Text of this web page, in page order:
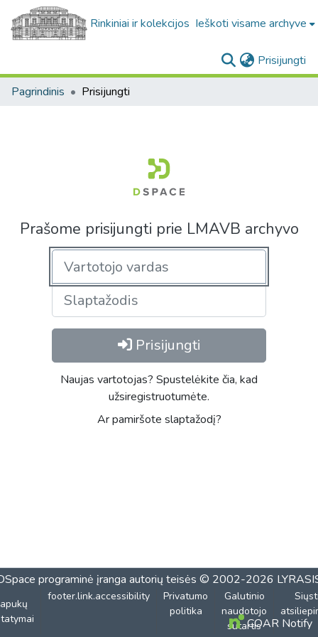
Rinkiniai ir kolekcijos Ieškoti visame archyve
Prisijungti
Pagrindinis Prisijungti
Prašome prisijungti prie LMAVB archyvo
Prisijungti
Naujas vartotojas? Spustelėkite čia, kad
užsiregistruotumėte.
Ar pamiršote slaptažodį?
programinė įranga autorių teisės © 2002-2026
footer.link.accessibility
Privatumo
politika
Galutinio
naudotojo
sutartisCOAR Notify